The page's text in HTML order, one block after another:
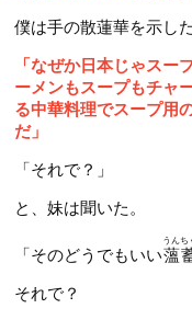
僕は手の散蓮華を示した
「なぜか日本じゃスー
ーメンもスープもチャ
る中華料理でスープ用
だ」
「それで？」
と、妹は聞いた。
「そのどうでもいい薀
うんち
それで？